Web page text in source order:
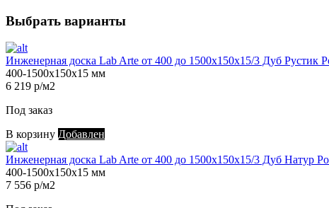
Выбрать варианты
Инженерная доска Lab Arte от 400 до 1500х150х15/3 Дуб Рустик
400-1500х150х15 мм
6 219 р/м2
Под заказ
В корзину Добавлен
Инженерная доска Lab Arte от 400 до 1500х150х15/3 Дуб Натур
400-1500х150х15 мм
7 556 р/м2